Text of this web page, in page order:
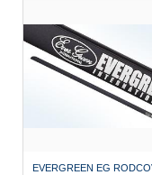
EVERGREEN EG